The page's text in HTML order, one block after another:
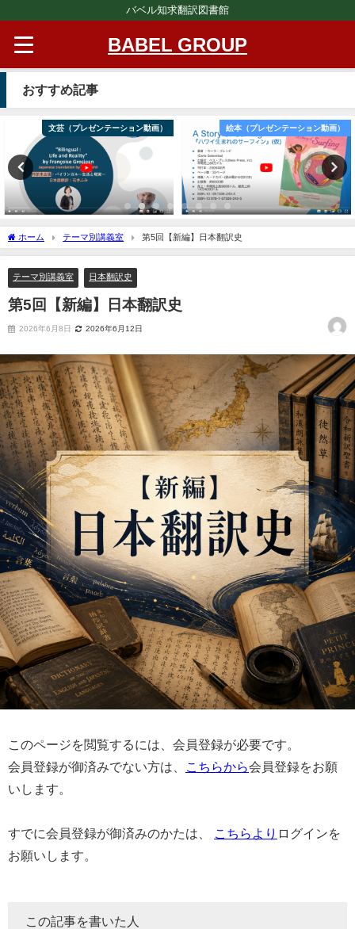
バベル知求翻訳図書館
BABEL GROUP
おすすめ記事
文芸（プレゼンテーション動画） 絵本（プレゼンテーション動画）
ホーム テーマ別講義室 第5回【新編】日本翻訳史
テーマ別講義室 日本翻訳史
第5回【新編】日本翻訳史
2026年6月8日 2026年6月12日
このページを閲覧するには、会員登録が必要です。
会員登録が御済みでない方は、
こちらから会員登録をお願
いします。
すでに会員登録が御済みのかたは、 こちらより ログインを
お願いします。
この記事を書いた人